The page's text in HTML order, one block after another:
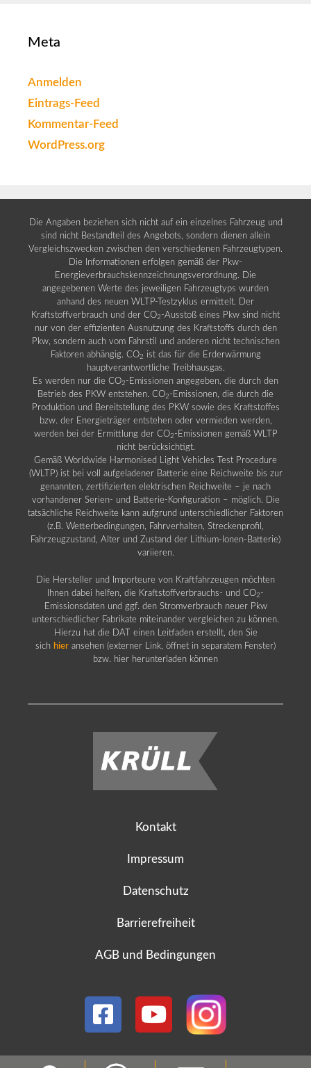
Meta
Anmelden
Eintrags-Feed
Kommentar-Feed
WordPress.org
Die Angaben beziehen sich nicht auf ein einzelnes Fahrzeug und
sind nicht Bestandteil des Angebots, sondern dienen allein
Vergleichszwecken zwischen den verschiedenen Fahrzeugtypen.
Die Informationen erfolgen gemäß der Pkw-
Energieverbrauchskennzeichnungsverordnung. Die
angegebenen Werte des jeweiligen Fahrzeugtyps wurden
anhand des neuen WLTP-Testzyklus ermittelt. Der
Kraftstoffverbrauch und der CO2 -Ausstoß eines Pkw sind nicht
nur von der effizienten Ausnutzung des Kraftstoffs durch den
Pkw, sondern auch vom Fahrstil und anderen nicht technischen
Faktoren abhängig. CO2 ist das für die Erderwärmung
hauptverantwortliche Treibhausgas.
Es werden nur die CO2 -Emissionen angegeben, die durch den
Betrieb des PKW entstehen. CO2 -Emissionen, die durch die
Produktion und Bereitstellung des PKW sowie des Kraftstoffes
bzw. der Energieträger entstehen oder vermieden werden,
werden bei der Ermittlung der CO2 -Emissionen gemäß WLTP
nicht berücksichtigt.
Gemäß Worldwide Harmonised Light Vehicles Test Procedure
(WLTP) ist bei voll aufgeladener Batterie eine Reichweite bis zur
genannten, zertifizierten elektrischen Reichweite – je nach
vorhandener Serien- und Batterie-Konfiguration – möglich. Die
tatsächliche Reichweite kann aufgrund unterschiedlicher Faktoren
(z.B. Wetterbedingungen, Fahrverhalten, Streckenprofil,
Fahrzeugzustand, Alter und Zustand der Lithium-Ionen-Batterie)
variieren.
Die Hersteller und Importeure von Kraftfahrzeugen möchten
Ihnen dabei helfen, die Kraftstoffverbrauchs- und CO2 -
Emissionsdaten und ggf. den Stromverbrauch neuer Pkw
unterschiedlicher Fabrikate miteinander vergleichen zu können.
Hierzu hat die DAT einen Leitfaden erstellt, den Sie
sich hier ansehen (externer Link, öffnet in separatem Fenster)
bzw. hier herunterladen können
Kontakt
Impressum
Datenschutz
Barrierefreiheit
AGB und Bedingungen